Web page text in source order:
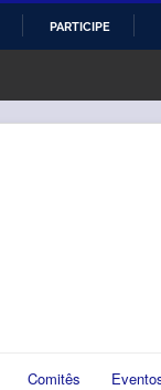
PARTICIPE
Comitês